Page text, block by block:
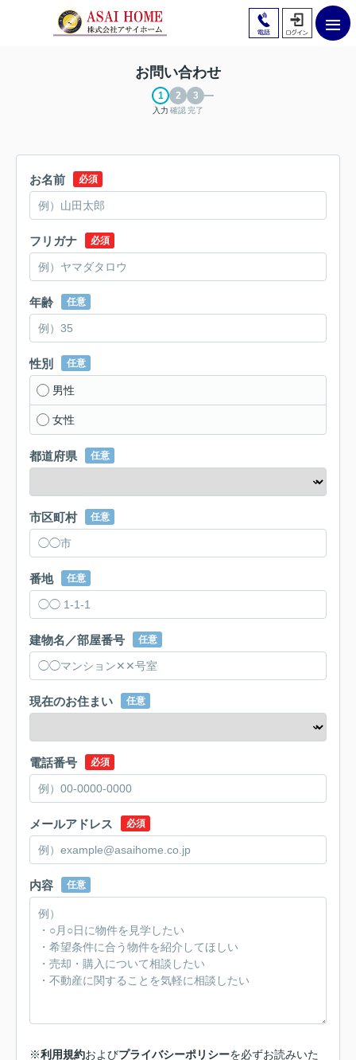
お問い合わせ
入力 確認完了
お名前 必須
フリガナ 必須
年齢 任意
性別 任意
男性
女性
都道府県 任意
市区町村 任意
番地 任意
建物名／部屋番号 任意
現在のお住まい 任意
電話番号 必須
メールアドレス 必須
内容 任意
※利用規約およびプライバシーポリシーを必ずお読みいた